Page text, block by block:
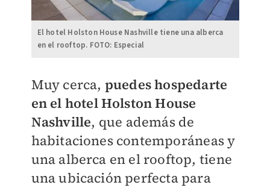
El hotel Holston House Nashville tiene una alberca
en el rooftop. FOTO: Especial
Muy cerca, puedes hospedarte
en el hotel Holston House
Nashville, que además de
habitaciones contemporáneas y
una alberca en el rooftop, tiene
una ubicación perfecta para